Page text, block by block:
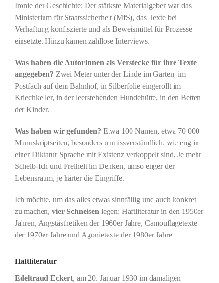
Ironie der Geschichte: Der stärkste Materialgeber war das
Ministerium für Staatssicherheit (MfS), das Texte bei
Verhaftung konfiszierte und als Beweismittel für Prozesse
einsetzte. Hinzu kamen zahllose Interviews.
Was haben die AutorInnen als Verstecke für ihre Texte
angegeben? Zwei Meter unter der Linde im Garten, im
Postfach auf dem Bahnhof, in Silberfolie eingerollt im
Kriechkeller, in der leerstehenden Hundehütte, in den Betten
der Kinder.
Was haben wir gefunden? Etwa 100 Namen, etwa 70 000
Manuskriptseiten, besonders unmissverständlich: wie eng in
einer Diktatur Sprache mit Existenz verkoppelt sind, Je mehr
Scheib-Ich und Freiheit im Denken, umso enger der
Lebensraum, je härter die Eingriffe.
Ich möchte, um das alles etwas sinnfällig und auch konkret
zu machen, vier Schneisen legen: Haftliteratur in den 1950er
Jahren, Angstästhetiken der 1960er Jahre, Camouflagetexte
der 1970er Jahre und Agonietexte der 1980er Jahre
Haftliteratur
Edeltraud Eckert, am 20. Januar 1930 im damaligen